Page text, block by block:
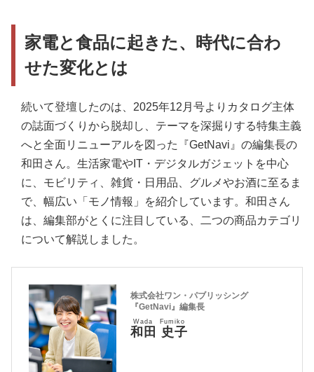
家電と食品に起きた、時代に合わ
せた変化とは
続いて登壇したのは、2025年12月号よりカタログ主体
の誌面づくりから脱却し、テーマを深掘りする特集主義
へと全面リニューアルを図った『GetNavi』の編集長の
和田さん。生活家電やIT・デジタルガジェットを中心
に、モビリティ、雑貨・日用品、グルメやお酒に至るま
で、幅広い「モノ情報」を紹介しています。和田さん
は、編集部がとくに注目している、二つの商品カテゴリ
について解説しました。
株式会社ワン・パブリッシング
『GetNavi』編集長
和田 史子
Wada Fumiko